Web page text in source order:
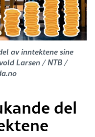
av inntektene sine
Larsen / NTB /
del